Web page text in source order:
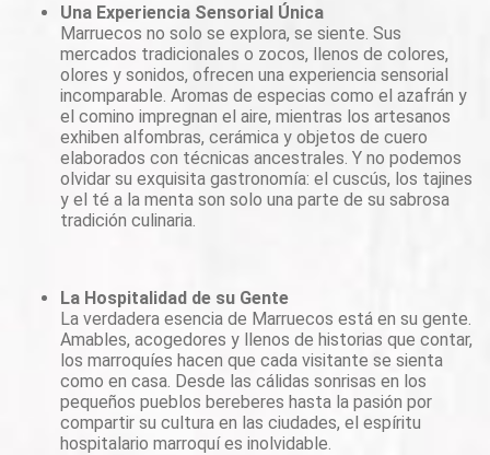
Una Experiencia Sensorial Única
Marruecos no solo se explora, se siente. Sus
mercados tradicionales o zocos, llenos de colores,
olores y sonidos, ofrecen una experiencia sensorial
incomparable. Aromas de especias como el azafrán y
el comino impregnan el aire, mientras los artesanos
exhiben alfombras, cerámica y objetos de cuero
elaborados con técnicas ancestrales. Y no podemos
olvidar su exquisita gastronomía: el cuscús, los tajines
y el té a la menta son solo una parte de su sabrosa
tradición culinaria.
La Hospitalidad de su Gente
La verdadera esencia de Marruecos está en su gente.
Amables, acogedores y llenos de historias que contar,
los marroquíes hacen que cada visitante se sienta
como en casa. Desde las cálidas sonrisas en los
pequeños pueblos bereberes hasta la pasión por
compartir su cultura en las ciudades, el espíritu
hospitalario marroquí es inolvidable.